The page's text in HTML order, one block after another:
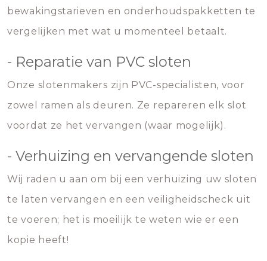
bewakingstarieven en onderhoudspakketten te
vergelijken met wat u momenteel betaalt.
- Reparatie van PVC sloten
Onze slotenmakers zijn PVC-specialisten, voor
zowel ramen als deuren. Ze repareren elk slot
voordat ze het vervangen (waar mogelijk).
- Verhuizing en vervangende sloten
Wij raden u aan om bij een verhuizing uw sloten
te laten vervangen en een veiligheidscheck uit
te voeren; het is moeilijk te weten wie er een
kopie heeft!